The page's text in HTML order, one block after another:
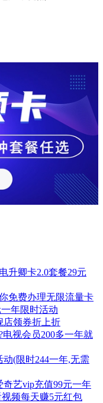
升卿卡2.0套餐29元
免费办理无限流量卡
年限时活动
店领券折上折
视会员200多一年就
(限时244一年,无需
奇艺vip充值99元一年
频每天赚5元红包